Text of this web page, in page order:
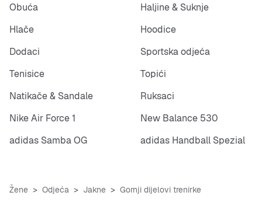
Obuća
Haljine & Suknje
Hlače
Hoodice
Dodaci
Sportska odjeća
Tenisice
Topići
Natikače & Sandale
Ruksaci
Nike Air Force 1
New Balance 530
adidas Samba OG
adidas Handball Spezial
Žene Odjeća Jakne Gornji dijelovi trenirke